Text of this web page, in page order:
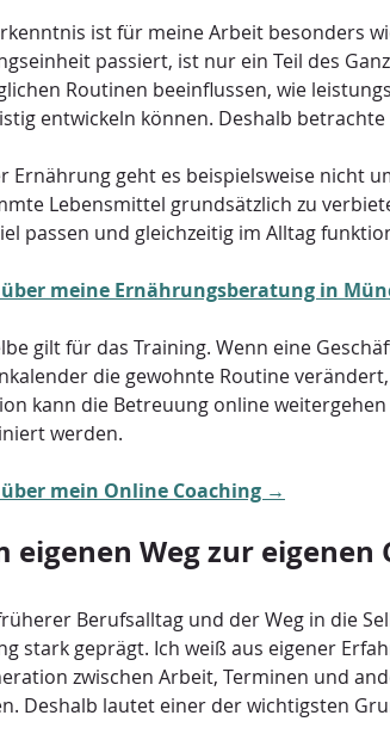
ist für meine Arbeit besonders
passiert, ist nur ein Teil des
Routinen beeinflussen, wie
entwickeln können. Deshalb
Ernährung geht es beispielsweise nicht
Lebensmittel grundsätzlich zu
passen und gleichzeitig im Alltag
meine Ernährungsberatung in
gilt für das Training. Wenn eine
die gewohnte Routine
kann die Betreuung online
werden.
mein Online Coaching →
eigenen Weg zur
Berufsalltag und der Weg in die
stark geprägt. Ich weiß aus eigener
zwischen Arbeit, Terminen und
Deshalb lautet einer der wichtigsten